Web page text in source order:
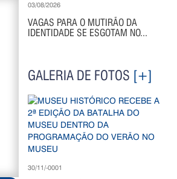
03/08/2026
VAGAS PARA O MUTIRÃO DA
IDENTIDADE SE ESGOTAM NO...
GALERIA DE FOTOS [+]
30/11/-0001